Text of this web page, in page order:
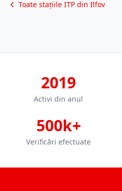
Toate stațiile ITP din Ilfov
2019
Activi din anul
500k+
Verificări efectuate